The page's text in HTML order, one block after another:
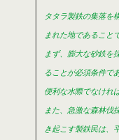
タタラ製鉄の集落を
まれた地であること
まず、膨大な砂鉄を
ることが必須条件で
便利な水際でなけれ
また、急激な森林伐
き起こす製鉄民は、